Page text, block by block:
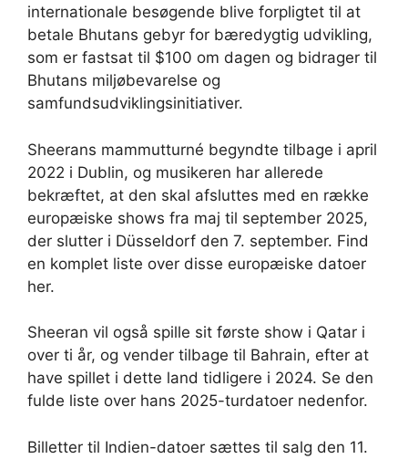
internationale besøgende blive forpligtet til at
betale Bhutans gebyr for bæredygtig udvikling,
som er fastsat til $100 om dagen og bidrager til
Bhutans miljøbevarelse og
samfundsudviklingsinitiativer.
Sheerans mammutturné begyndte tilbage i april
2022 i Dublin, og musikeren har allerede
bekræftet, at den skal afsluttes med en række
europæiske shows fra maj til september 2025,
der slutter i Düsseldorf den 7. september. Find
en komplet liste over disse europæiske datoer
her.
Sheeran vil også spille sit første show i Qatar i
over ti år, og vender tilbage til Bahrain, efter at
have spillet i dette land tidligere i 2024. Se den
fulde liste over hans 2025-turdatoer nedenfor.
Billetter til Indien-datoer sættes til salg den 11.